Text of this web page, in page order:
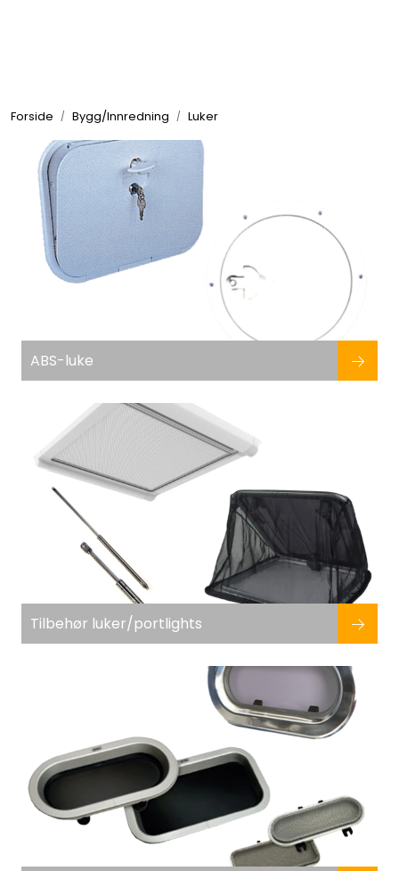
Forside Bygg/Innredning Luker
ABS-luke
Tilbehør luker/portlights
Elektrisk
Bygg/Innredning
Komfort
Motor/Styring
Fortøyning
Fritid/Sikkerhet
Båtpleie/Opplag
Nyheter